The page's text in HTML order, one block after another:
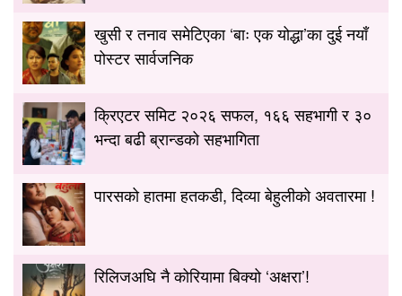
खुसी र तनाव समेटिएका ‘बाः एक योद्धा’का दुई नयाँ
पोस्टर सार्वजनिक
क्रिएटर समिट २०२६ सफल, १६६ सहभागी र ३०
भन्दा बढी ब्रान्डको सहभागिता
पारसको हातमा हतकडी, दिव्या बेहुलीको अवतारमा !
रिलिजअघि नै कोरियामा बिक्यो ‘अक्षरा’!